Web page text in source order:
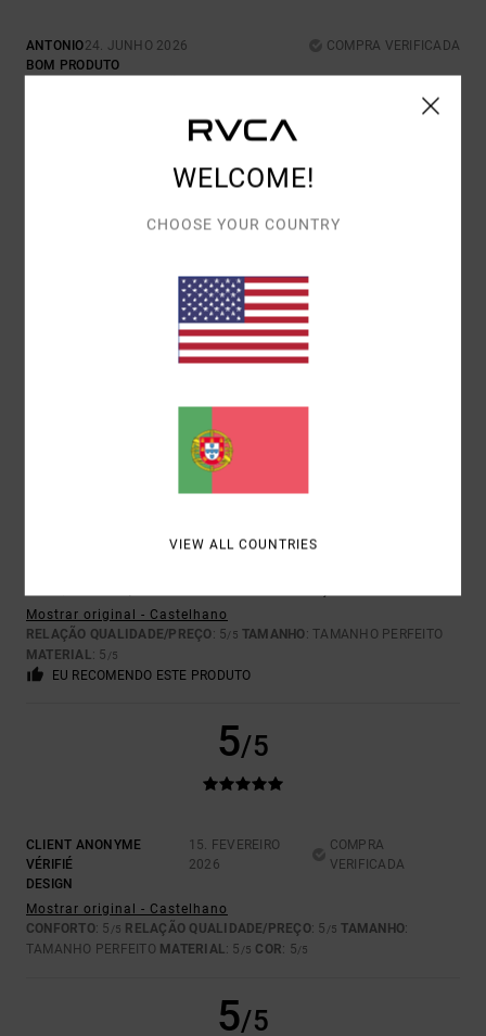
ANTONIO24. JUNHO 2026
COMPRA VERIFICADA
BOM PRODUTO
EU RECOMENDO ESTE PRODUTO
5/5
Mostrar original - Castelhano
RELAÇÃO QUALIDADE/PREÇO
5
Mostrar original - Castelhano
RELAÇÃO QUALIDADE/PREÇO: 5/5 TAMANHO: TAMANHO PERFEITO
MATERIAL: 5 /5
EU RECOMENDO ESTE PRODUTO
5/5
CLIENT ANONYME
VÉRIFIÉ
15. FEVEREIRO
2026
COMPRA
VERIFICADA
DESIGN
Mostrar original - Castelhano
CONFORTO: 5 /5 RELAÇÃO QUALIDADE/PREÇO: 5 /5 TAMANHO:
TAMANHO PERFEITO MATERIAL: 5 /5 COR: 5/5
5/5
WELCOME!
CHOOSE YOUR COUNTRY
VIEW ALL COUNTRIES